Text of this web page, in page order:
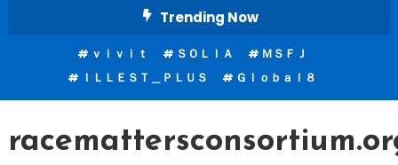
Trending Now
ｖｉｖｉｔ ＳＯＬＩＡ
ＭＳＦＪ
ＩＬＬＥＳＴ＿ＰＬＵＳ
Ｇｌｏｂａｌ８